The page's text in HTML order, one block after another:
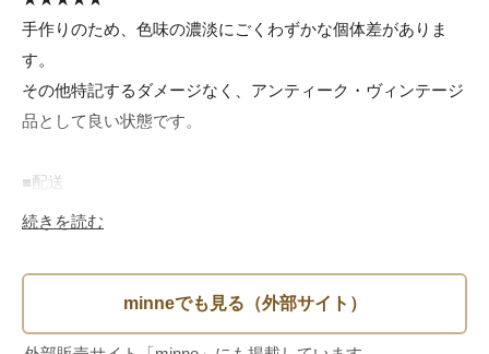
手作りのため、色味の濃淡にごくわずかな個体差がありま
す。
その他特記するダメージなく、アンティーク・ヴィンテージ
品として良い状態です。
■配送
・配送担当業者：佐川急便
届けいたします。
・配達日：発送が完了しましたら、配送担当業者・お問合せ
送り状番号・配達予定日をお知らせいたします。受取日の先
続きを読む